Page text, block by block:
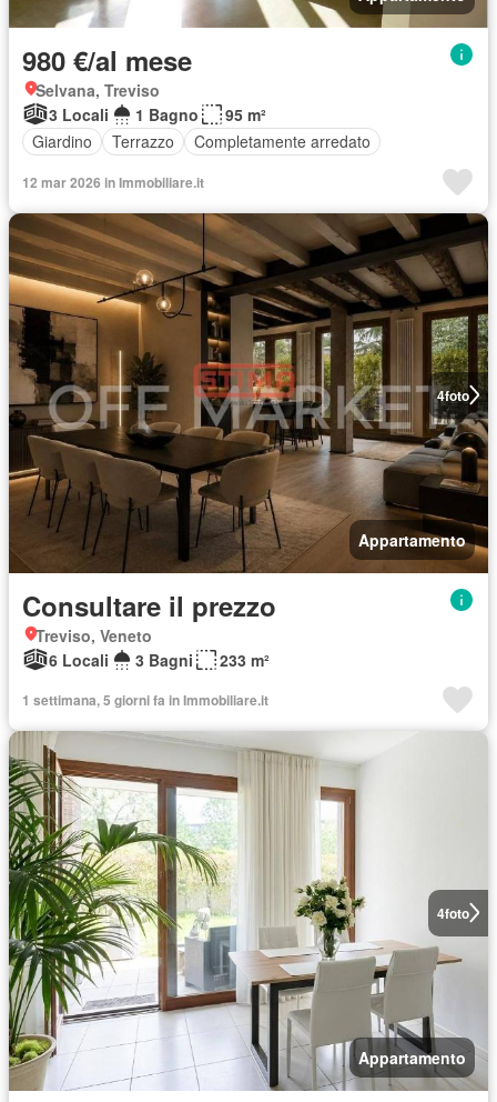
980 €/al mese
Selvana, Treviso
3 Locali
1 Bagno
95 m²
Giardino
Terrazzo Completamente arredato
12 mar 2026 in Immobiliare.it
4foto
Appartamento
Consultare il prezzo
Treviso, Veneto
6 Locali
3 Bagni 233 m²
1 settimana, 5 giorni fa in Immobiliare.it
4foto
Appartamento